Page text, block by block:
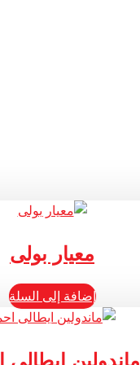
معيار بولى
إضافة إلى السلة
ماندولين ايطالى